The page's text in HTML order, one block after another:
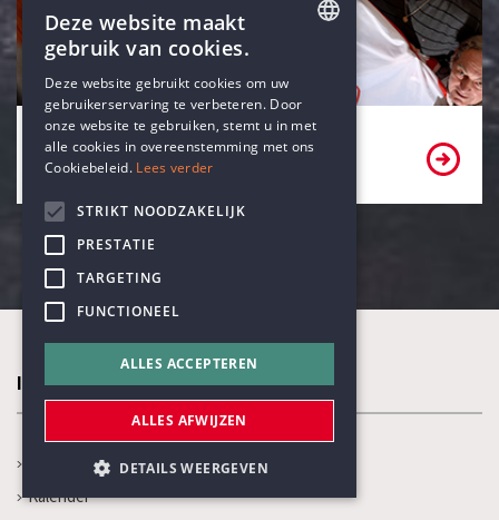
Bekijk onze partners
In de kijker
Kalender
DUTCH
Deze website maakt
gebruik van cookies.
Deze website gebruikt cookies om uw
gebruikerservaring te verbeteren. Door
onze website te gebruiken, stemt u in met
alle cookies in overeenstemming met ons
Cookiebeleid. Lees verder
STRIKT NOODZAKELIJK
PRESTATIE
TARGETING
FUNCTIONEEL
ALLES ACCEPTEREN
ALLES AFWIJZEN
DETAILS WEERGEVEN